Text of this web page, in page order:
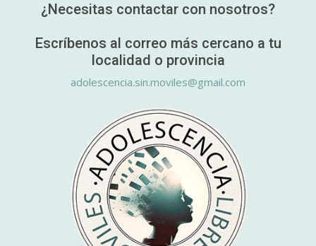
¿Necesitas contactar con nosotros?
Escríbenos al correo más cercano a tu
localidad o provincia
adolescencia.sin.moviles@gmail.com